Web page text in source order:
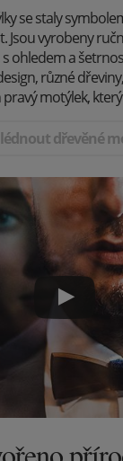
se staly
Jsou vyrobeny
ohledem a
různé
motýlek,
dřevěné